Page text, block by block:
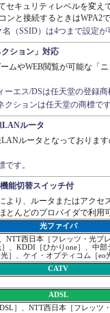
セキュリティレベルを変
ンと接続するときはWPA2
（SSID）は4つまで設定が
クション」対応
ムやWEB閲覧が可能な「
ーエス/DSは任天堂の登録
クションは任天堂の商標で
LANルータ
ルータとなっておりま
す。
能切替スイッチ付
より、ルータまたはアクセ
とんどのプロバイダで利用
光ファイバ
NTT西日本［フレッツ・光プ
、KDDI［ひかりone］、中
］、ケイ・オプティコム［eo
CATV
ADSL
］、NTT西日本［フレッツ